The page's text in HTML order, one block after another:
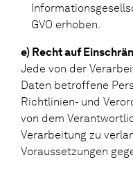
GVO erhoben.
e) Recht auf
Jede von der
Daten betroffene
Richtlinien- und
von dem
Verarbeitung zu
Voraussetzungen